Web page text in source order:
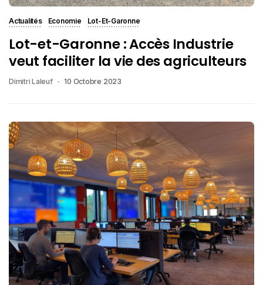
Actualités Economie Lot-Et-Garonne
Lot-et-Garonne : Accès Industrie
veut faciliter la vie des agriculteurs
Dimitri Laleuf 10 Octobre 2023